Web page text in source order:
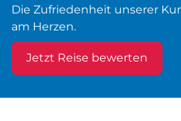
Die Zufriedenheit unserer
am Herzen.
Jetzt Reise bewerten